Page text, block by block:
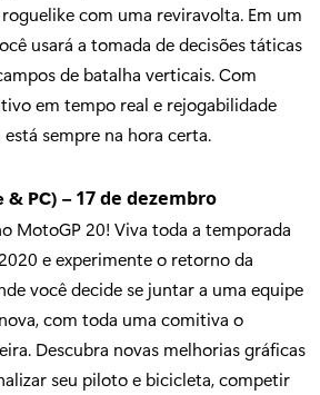
com uma reviravolta. Em um
usará a tomada de decisões táticas
de batalha verticais. Com
em tempo real e rejogabilidade
sempre na hora certa.
& PC) –17 de dezembro
MotoGP 20! Viva toda a temporada
e experimente o retorno da
você decide se juntar a uma equipe
com toda uma comitiva o
Descubra novas melhorias gráficas
seu piloto e bicicleta, competir